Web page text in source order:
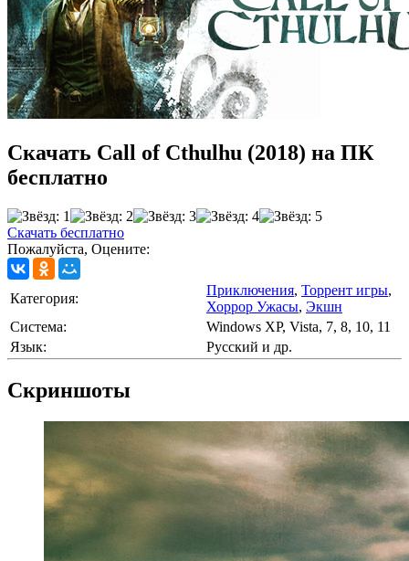
Скачать Call of Cthulhu (2018) на ПК
бесплатно
Скачать бесплатно
Пожалуйста, Оцените:
Категория:
Приключения, Торрент игры,
Хоррор Ужасы, Экшн
Cистема:
Windows XP, Vista, 7, 8, 10, 11
Язык:
Русский и др.
Скриншоты